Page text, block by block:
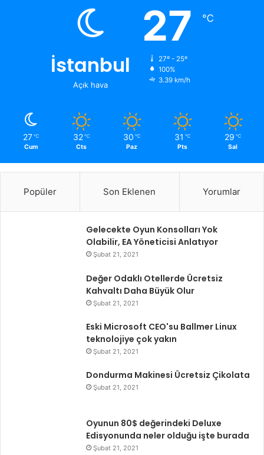
İstanbul
Açık hava
27 ℃
27º - 25º
100%
3.39 km/h
27 ℃
Cum
32 ℃
Cts
30 ℃
Paz
31 ℃
Pts
29 ℃
Sal
Popüler Son Eklenen Yorumlar
Gelecekte Oyun Konsolları Yok
Olabilir, EA Yöneticisi Anlatıyor
Şubat 21, 2021
Değer Odaklı Otellerde Ücretsiz
Kahvaltı Daha Büyük Olur
Şubat 21, 2021
Eski Microsoft CEO'su Ballmer Linux
teknolojiye çok yakın
Şubat 21, 2021
Dondurma Makinesi Ücretsiz Çikolata
Şubat 21, 2021
Oyunun 80$ değerindeki Deluxe
Edisyonunda neler olduğu işte burada
Şubat 21, 2021